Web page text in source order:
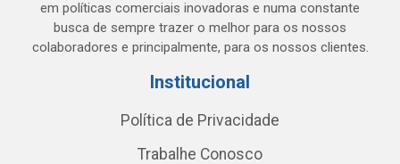
em políticas comerciais inovadoras e numa constante
busca de sempre trazer o melhor para os nossos
colaboradores e principalmente, para os nossos clientes.
Institucional
Política de Privacidade
Trabalhe Conosco